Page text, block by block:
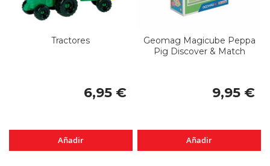
Tractores
6,95 €
Añadir
Geomag Magicube Peppa
Pig Discover & Match
9,95 €
Añadir